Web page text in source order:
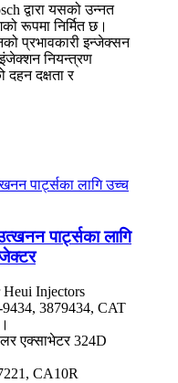
द्वारा यसको उन्नत
रूपमा निर्मित छ।
प्रभावकारी इन्जेक्सन
इंजेक्शन नियन्त्रण
दक्षता र
पार्ट्सका लागि
Heui Injectors
3879434, CAT
एक्साभेटर 324D
CA10R